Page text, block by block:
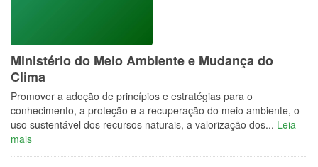
Ministério do Meio Ambiente e Mudança do
Clima
Promover a adoção de princípios e estratégias para o
conhecimento, a proteção e a recuperação do meio ambiente, o
uso sustentável dos recursos naturais, a valorização dos... Leia
mais